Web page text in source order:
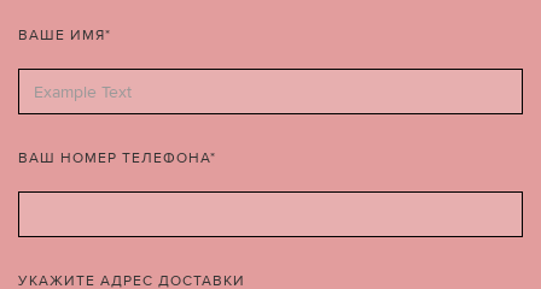
ВАШЕ ИМЯ*
ВАШ НОМЕР ТЕЛЕФОНА*
УКАЖИТЕ АДРЕС ДОСТАВКИ